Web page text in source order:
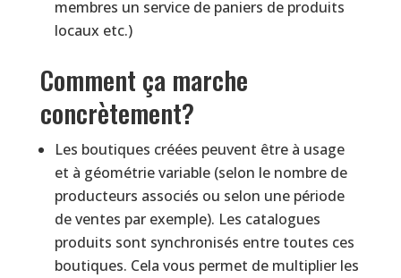
membres un service de paniers de produits
locaux etc.)
Comment ça marche
concrètement?
Les boutiques créées peuvent être à usage
et à géométrie variable (selon le nombre de
producteurs associés ou selon une période
de ventes par exemple). Les catalogues
produits sont synchronisés entre toutes ces
boutiques. Cela vous permet de multiplier les